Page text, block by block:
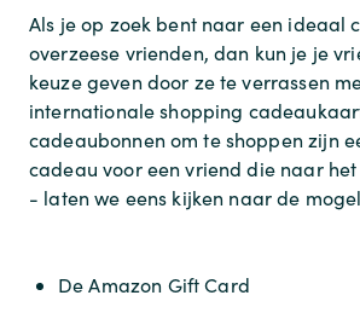
Als je op zoek bent naar een ideaal
overzeese vrienden, dan kun je je
keuze geven door ze te verrassen
internationale shopping
cadeaubonnen om te shoppen zijn
cadeau voor een vriend die naar
- laten we eens kijken naar de
De Amazon Gift Card